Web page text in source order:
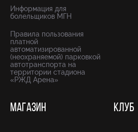
Информация для
болельщиков МГН
Правила пользования
платной
автоматизированной
(неохраняемой) парковкой
автотранспорта на
территории стадиона
«РЖД Арена»
МАГАЗИН КЛУБ